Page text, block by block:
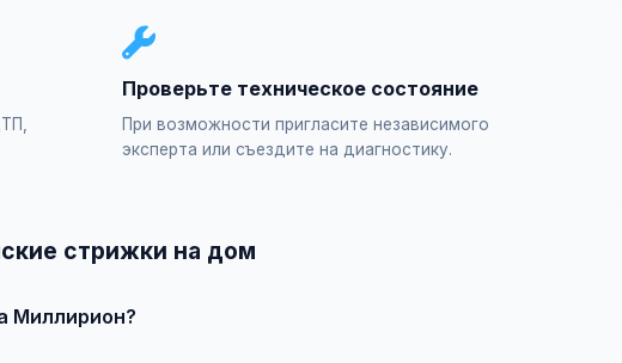
Проверьте техническое состояние
При возможности пригласите независимого
эксперта или съездите на диагностику.
стрижки на дом
Миллирион?